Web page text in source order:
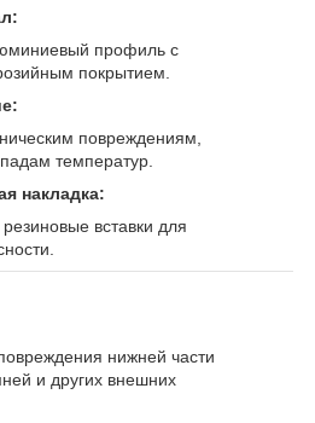
профиль с
покрытием.
повреждениям,
температур.
накладка:
вставки для
нижней части
и других внешних